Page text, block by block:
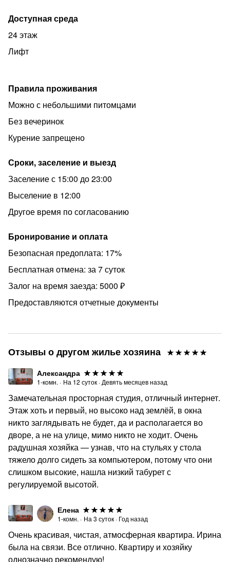
Доступная среда
24 этаж
Лифт
Правила проживания
Можно с небольшими питомцами
Без вечеринок
Курение запрещено
Сроки, заселение и выезд
Заселение с 15:00 до 23:00
Выселение в 12:00
Другое время по согласованию
Бронирование и оплата
Безопасная предоплата: 17%
Бесплатная отмена: за 7 суток
Залог на время заезда: 5000 ₽
Предоставляются отчетные документы
Отзывы о другом жилье хозяина
Александра
1-комн. · На 12 суток · Девять месяцев назад
Замечательная просторная студия, отличный интернет.
Этаж хоть и первый, но высоко над землёй, в окна
никто заглядывать не будет, да и располагается во
дворе, а не на улице, мимо никто не ходит. Очень
радушная хозяйка — узнав, что на стульях у стола
тяжело долго сидеть за компьютером, потому что они
слишком высокие, нашла низкий табурет с
регулируемой высотой.
Елена
1-комн. · На 3 суток · Год назад
Очень красивая, чистая, атмосферная квартира. Ирина
была на связи. Все отлично. Квартиру и хозяйку
однозначно рекомендую!